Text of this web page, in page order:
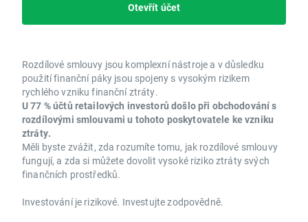
Otevřít účet
Rozdílové smlouvy jsou komplexní nástroje a v důsledku
použití finanční páky jsou spojeny s vysokým rizikem
rychlého vzniku finanční ztráty.
U 77 % účtů retailových investorů došlo při obchodování s
rozdílovými smlouvami u tohoto poskytovatele ke vzniku
ztráty.
Měli byste zvážit, zda rozumíte tomu, jak rozdílové smlouvy
fungují, a zda si můžete dovolit vysoké riziko ztráty svých
finančních prostředků.
Investování je rizikové. Investujte zodpovědně.